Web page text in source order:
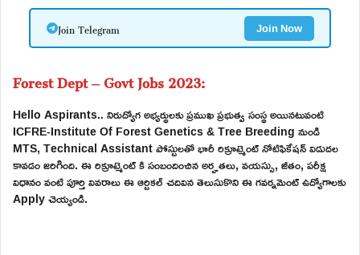
Join Telegram Join Now
Forest Dept – Govt Jobs 2023:
Hello Aspirants.. నిరుద్యోగ అభ్యర్థులకు ప్రముఖ ప్రభుత్వ సంస్థ అయినటువంటి
ICFRE-Institute Of Forest Genetics & Tree Breeding నుండి
MTS, Technical Assistant పోస్టులతో భారీ రిక్రూట్మెంట్ నోటిఫికేషన్ విడుదల
కావడం జరిగింది. ఈ రిక్రూట్మెంట్ కి సంబందించిన అర్హతలు, వయస్సు, జీతం, పరీక్ష
విధానం వంటి పూర్తి వివరాలు ఈ ఆర్టికల్ చదివిన తెలుసుకొని ఈ గవర్నమెంట్ ఉద్యోగాలకు
Apply చెయ్యండి.